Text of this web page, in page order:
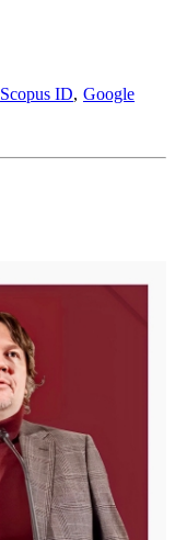
Scopus ID Google